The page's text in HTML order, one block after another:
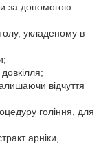
за допомогою
укладеному в
відчуття
гоління, для
арніки,